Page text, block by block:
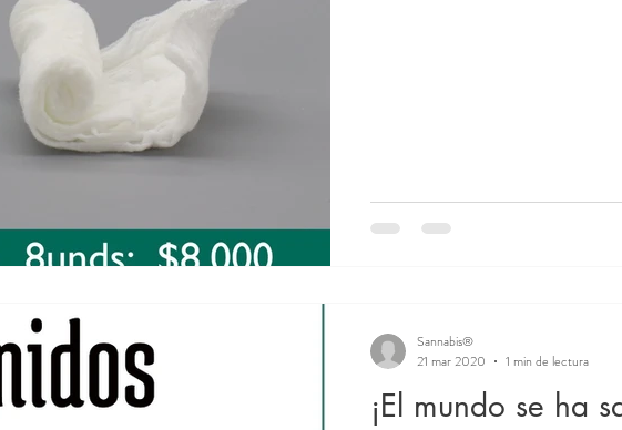
¡El mundo se ha
Sannabis®
21 mar 2020
1 min de lectura